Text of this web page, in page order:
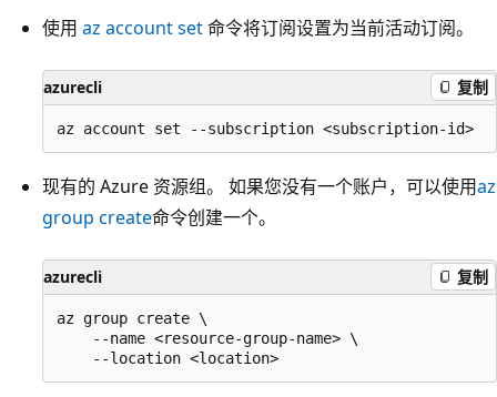
使用 az account set命令将订阅设置为当前活动订阅。
azurecli 复制
现有的 Azure 资源组。 如果您没有一个账户，可以使用az
group create命令创建一个。
azurecli 复制
az group create \
    --name <resource-group-name> \